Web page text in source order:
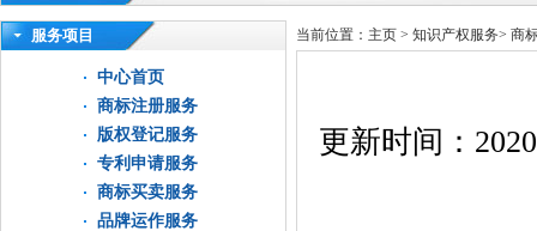
高新技术企业认定审计|企业所得税汇算清缴申报鉴证
服务项目
中心首页
商标注册服务
版权登记服务
专利申请服务
商标买卖服务
品牌运作服务
当前位置： 主页 > 知识产权服务> 商
更新时间：